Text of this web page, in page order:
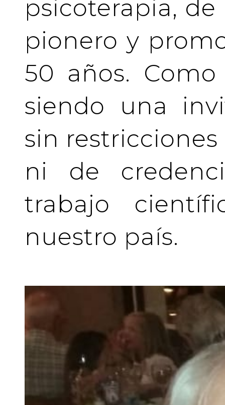
psicoterapia,
pionero y
50 años.
siendo una
sin
ni de
trabajo
nuestro país.